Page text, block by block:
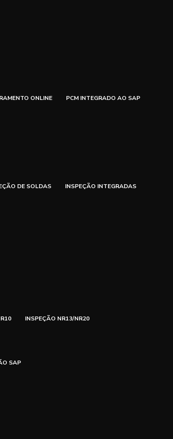
ONLINE PCM INTEGRADO AO SAP
DE SOLDAS INSPEÇÃO INTEGRADAS
INSPEÇÃO NR13/NR20
SAP